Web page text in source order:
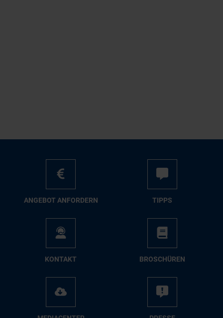
AN­GE­BOT AN­FOR­DERN TIPPS
KON­TAKT BRO­SCHÜ­REN